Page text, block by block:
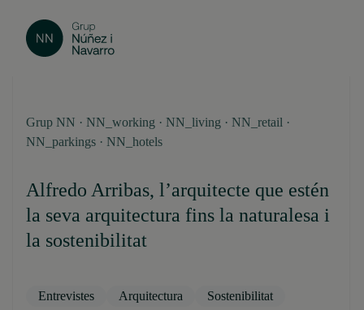
Grup NN · NN_working · NN_living · NN_retail ·
NN_parkings · NN_hotels
Alfredo Arribas, l’arquitecte que estén
la seva arquitectura fins la naturalesa i
la sostenibilitat
Entrevistes Arquitectura Sostenibilitat